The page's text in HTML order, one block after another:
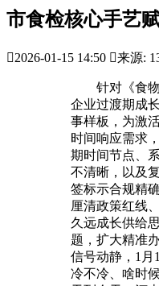
市食检核心手艺
2026-01-15 14:50 来源:
针对《食物
企业过渡期成
事样板，为激
时间响应需求
期时间节点、
不清晰，以及
签标示合规精
厘清政策红线
久远成长供给
题，扩大精准
信号动静，1月
冷不冷、啥时